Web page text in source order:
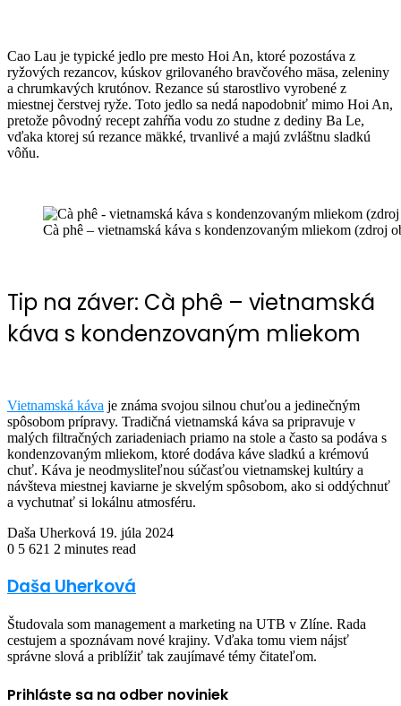
Cao Lau je typické jedlo pre mesto Hoi An, ktoré pozostáva z
ryžových rezancov, kúskov grilovaného bravčového mäsa, zeleniny
a chrumkavých krutónov. Rezance sú starostlivo vyrobené z
miestnej čerstvej ryže. Toto jedlo sa nedá napodobniť mimo Hoi An,
pretože pôvodný recept zahŕňa vodu zo studne z dediny Ba Le,
vďaka ktorej sú rezance mäkké, trvanlivé a majú zvláštnu sladkú
vôňu.
Cà phê – vietnamská káva s kondenzovaným mliekom (zdroj
Tip na záver: Cà phê – vietnamská
káva s kondenzovaným mliekom
Vietnamská káva je známa svojou silnou chuťou a jedinečným
spôsobom prípravy. Tradičná vietnamská káva sa pripravuje v
malých filtračných zariadeniach priamo na stole a často sa podáva s
kondenzovaným mliekom, ktoré dodáva káve sladkú a krémovú
chuť. Káva je neodmysliteľnou súčasťou vietnamskej kultúry a
návšteva miestnej kaviarne je skvelým spôsobom, ako si oddýchnuť
a vychutnať si lokálnu atmosféru.
Daša Uherková Send
an
19. júla 2024
0 5 621 2 minutes read
Daša Uherková
Študovala som management a marketing na UTB v Zlíne. Rada
cestujem a spoznávam nové krajiny. Vďaka tomu viem nájsť
správne slová a priblížiť tak zaujímavé témy čitateľom.
Prihláste sa na odber noviniek